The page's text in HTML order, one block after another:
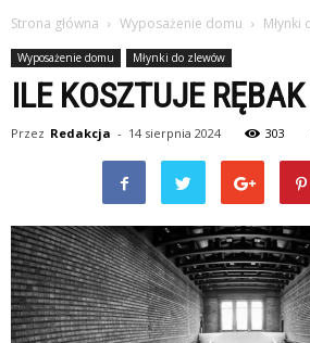
Strona główna Wyposażenie domu Młynki
Wyposażenie domu Młynki do zlewów
ILE KOSZTUJE
Przez Redakcja - 14 sierpnia 2024 303